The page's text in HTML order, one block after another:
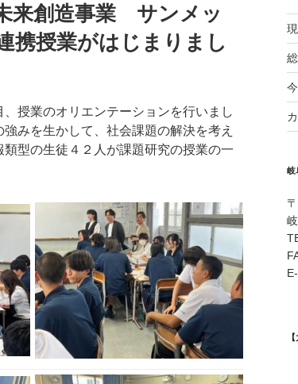
来創造事業 サンメッ
携授業がはじまりまし
授業のオリエンテーションを行いまし
みを生かして、社会課題の解決を考え
型の生徒４２人が課題研究の授業の一
岐